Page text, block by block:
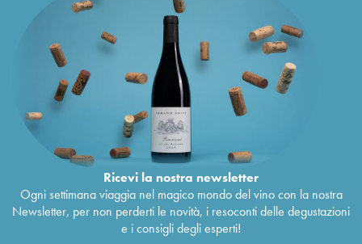
Ricevi la nostra newsletter
Ogni settimana viaggia nel magico mondo del vino con la nostra
Newsletter, per non perderti le novità, i resoconti delle degustazioni
e i consigli degli esperti!